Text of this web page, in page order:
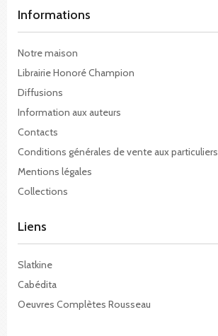
Informations
Notre maison
Librairie Honoré Champion
Diffusions
Information aux auteurs
Contacts
Conditions générales de vente aux particuliers
Mentions légales
Collections
Liens
Slatkine
Cabédita
Oeuvres Complètes Rousseau